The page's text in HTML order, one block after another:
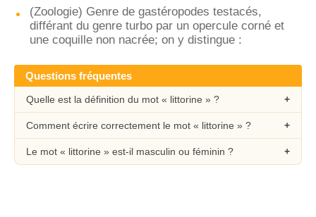
(Zoologie) Genre de gastéropodes testacés,
différant du genre turbo par un opercule corné et
une coquille non nacrée; on y distingue :
Questions fréquentes
Quelle est la définition du mot « littorine » ?
Comment écrire correctement le mot « littorine » ?
Le mot « littorine » est-il masculin ou féminin ?